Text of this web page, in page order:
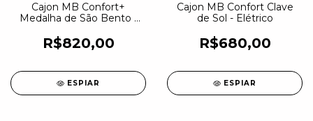
Cajon MB Confort+
Medalha de São Bento -
R$820,00
ESPIAR
Cajon MB Confort Clave
de Sol - Elétrico
R$680,00
ESPIAR